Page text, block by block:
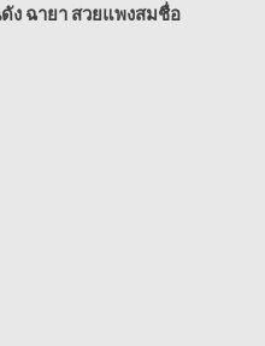
ง ฉายา สวยแพงสมชื่อ